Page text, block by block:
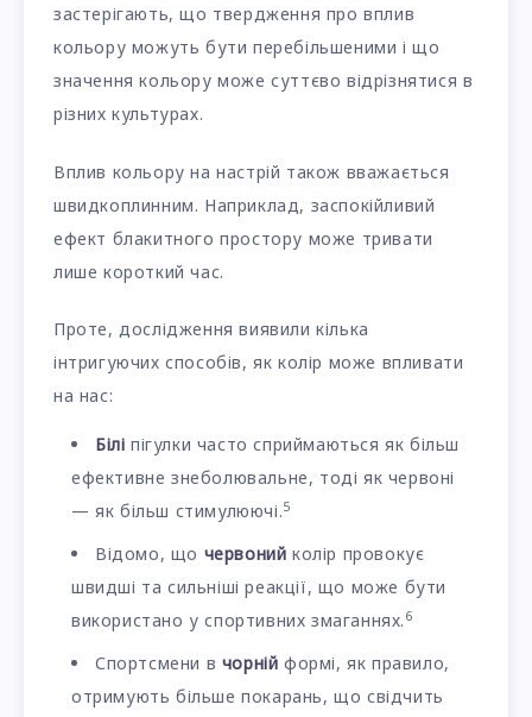
застерігають, що твердження про вплив
кольору можуть бути перебільшеними і що
значення кольору може суттєво відрізнятися в
різних культурах.
Вплив кольору на настрій також вважається
швидкоплинним. Наприклад, заспокійливий
ефект блакитного простору може тривати
лише короткий час.
Проте, дослідження виявили кілька
інтригуючих способів, як колір може впливати
на нас:
Білі пігулки часто сприймаються як більш
ефективне знеболювальне, тоді як червоні
— як більш стимулюючі.5
Відомо, що червоний колір провокує
швидші та сильніші реакції, що може бути
використано у спортивних змаганнях. 6
Спортсмени в чорній формі, як правило,
отримують більше покарань, що свідчить